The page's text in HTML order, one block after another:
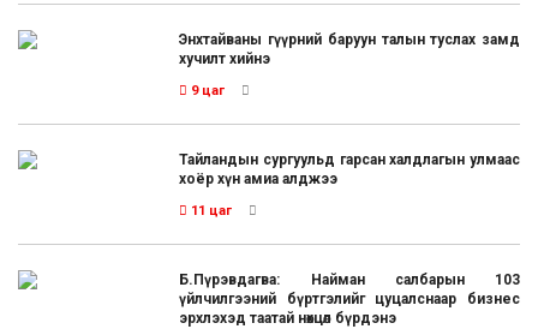
Энхтайваны гүүрний баруун талын туслах замд
хучилт хийнэ
9 цаг
Тайландын сургуульд гарсан халдлагын улмаас
хоёр хүн амиа алджээ
11 цаг
Б.Пүрэвдагва: Найман салбарын 103
үйлчилгээний бүртгэлийг цуцалснаар бизнес
эрхлэхэд таатай нөхцөл бүрдэнэ